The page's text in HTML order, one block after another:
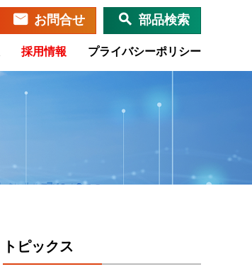
お問合せ 部品検索
採用情報 プライバシーポリシー
トピックス